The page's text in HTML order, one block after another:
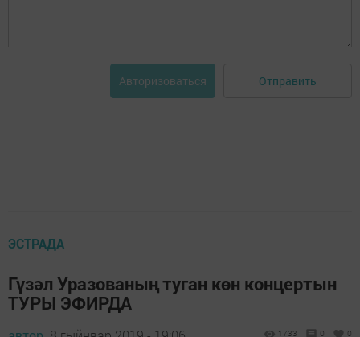
Авторизоваться Отправить
ЭСТРАДА
Гүзәл Уразованың туган көн концертын
ТУРЫ ЭФИРДА
1733 0 0